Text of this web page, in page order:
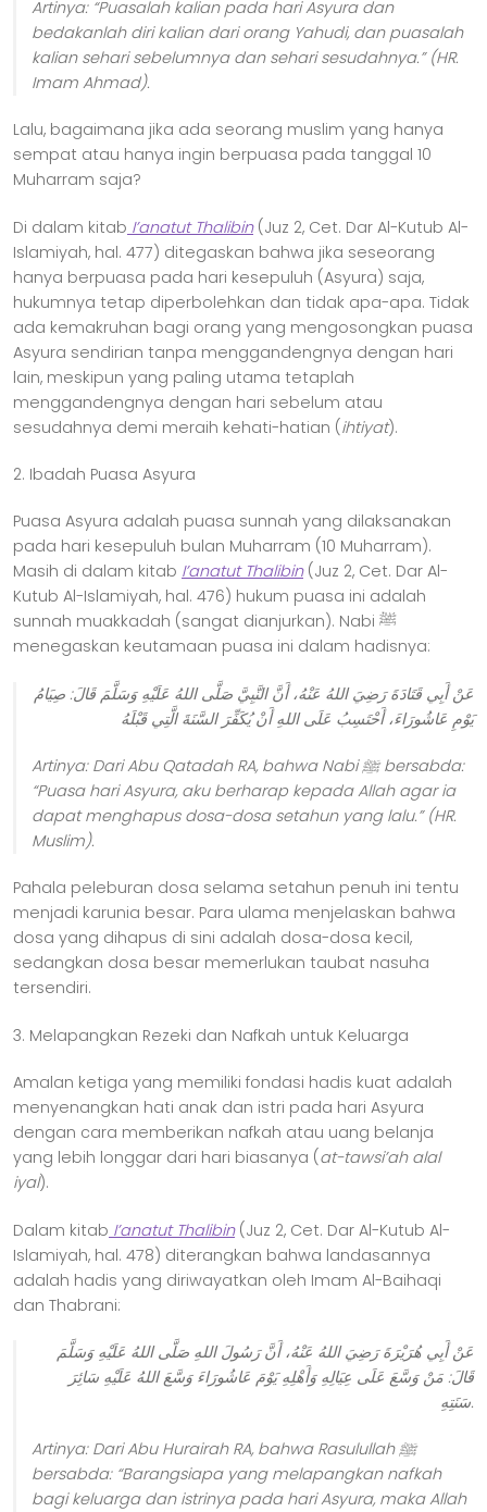
Artinya: “Puasalah kalian pada hari Asyura dan
bedakanlah diri kalian dari orang Yahudi, dan puasalah
kalian sehari sebelumnya dan sehari sesudahnya.”(HR.
Imam Ahmad).
Lalu, bagaimana jika ada seorang muslim yang hanya
sempat atau hanya ingin berpuasa pada tanggal 10
Muharram saja?
Di dalam kitab I’anatut Thalibin (Juz 2, Cet. Dar Al-Kutub Al-
Islamiyah, hal. 477) ditegaskan bahwa jika seseorang
hanya berpuasa pada hari kesepuluh (Asyura) saja,
hukumnya tetap diperbolehkan dan tidak apa-apa. Tidak
ada kemakruhan bagi orang yang mengosongkan puasa
Asyura sendirian tanpa menggandengnya dengan hari
lain, meskipun yang paling utama tetaplah
menggandengnya dengan hari sebelum atau
sesudahnya demi meraih kehati-hatian (ihtiyat).
2. Ibadah Puasa Asyura
Puasa Asyura adalah puasa sunnah yang dilaksanakan
pada hari kesepuluh bulan Muharram (10 Muharram).
Masih di dalam kitab I’anatut Thalibin(Juz 2, Cet. Dar Al-
Kutub Al-Islamiyah, hal. 476) hukum puasa ini adalah
sunnah muakkadah (sangat dianjurkan). Nabi ﷺ
menegaskan keutamaan puasa ini dalam hadisnya:
عَنْ أَبِي قَتَادَةَ رَضِيَ اللهُ عَنْهُ، أَنَّ النَّبِيَّ صَلَّى اللهُ عَلَيْهِ وَسَلَّمَ قَالَ: صِيَامُ
يَوْمِ عَاشُورَاءَ، أَحْتَسِبُ عَلَى اللهِ أَنْ يُكَفِّرَ السَّنَةَ الَّتِي قَبْلَهُ
Artinya: Dari Abu Qatadah RA, bahwa Nabiﷺbersabda:
“Puasa hari Asyura, aku berharap kepada Allah agar ia
dapat menghapus dosa-dosa setahun yang lalu.”(HR.
Muslim).
Pahala peleburan dosa selama setahun penuh ini tentu
menjadi karunia besar. Para ulama menjelaskan bahwa
dosa yang dihapus di sini adalah dosa-dosa kecil,
sedangkan dosa besar memerlukan taubat nasuha
tersendiri.
3. Melapangkan Rezeki dan Nafkah untuk Keluarga
Amalan ketiga yang memiliki fondasi hadis kuat adalah
menyenangkan hati anak dan istri pada hari Asyura
dengan cara memberikan nafkah atau uang belanja
yang lebih longgar dari hari biasanya (at-tawsi’ah alal
iyal).
Dalam kitab I’anatut Thalibin(Juz 2, Cet. Dar Al-Kutub Al-
Islamiyah, hal. 478) diterangkan bahwa landasannya
adalah hadis yang diriwayatkan oleh Imam Al-Baihaqi
dan Thabrani:
عَنْ أَبِي هُرَيْرَةَ رَضِيَ اللهُ عَنْهُ، أَنَّ رَسُولَ اللهِ صَلَّى اللهُ عَلَيْهِ وَسَلَّمَ
قَالَ: مَنْ وَسَّعَ عَلَى عِيَالِهِ وَأَهْلِهِ يَوْمَ عَاشُورَاءَ وَسَّعَ اللهُ عَلَيْهِ سَائِرَ
سَنَتِهِ.
Artinya: Dari Abu Hurairah RA, bahwa Rasulullahﷺ
bersabda: “Barangsiapa yang melapangkan nafkah
bagi keluarga dan istrinya pada hari Asyura, maka Allah